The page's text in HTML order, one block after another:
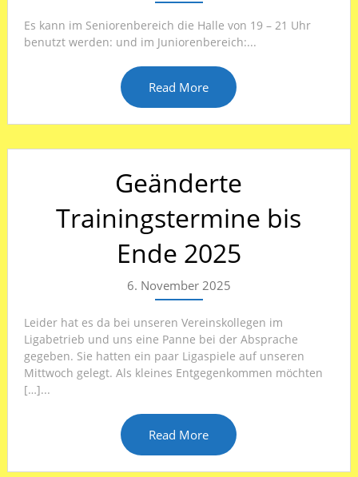
Es kann im Seniorenbereich die Halle von 19 – 21 Uhr
benutzt werden: und im Juniorenbereich:...
Read More
Geänderte
Trainingstermine bis
Ende 2025
6. November 2025
Leider hat es da bei unseren Vereinskollegen im
Ligabetrieb und uns eine Panne bei der Absprache
gegeben. Sie hatten ein paar Ligaspiele auf unseren
Mittwoch gelegt. Als kleines Entgegenkommen möchten
[…]...
Read More